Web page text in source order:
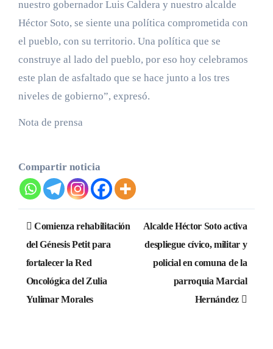
nuestro gobernador Luis Caldera y nuestro alcalde
Héctor Soto, se siente una política comprometida con
el pueblo, con su territorio. Una política que se
construye al lado del pueblo, por eso hoy celebramos
este plan de asfaltado que se hace junto a los tres
niveles de gobierno”, expresó.
Nota de prensa
Compartir noticia
Navegación
de
entradas
Comienza rehabilitación
del Génesis Petit para
fortalecer la Red
Oncológica del Zulia
Yulimar Morales
Alcalde Héctor Soto activa
despliegue cívico, militar y
policial en comuna de la
parroquia Marcial
Hernández